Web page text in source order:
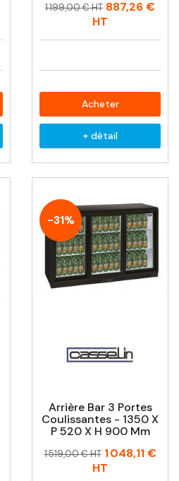
Prix
Prix
1 199,00 € HT 887,26 €
HT
Acheter
+ détail
-31%
Arrière Bar 3 Portes
Coulissantes - 1350 X
P 520 X H 900 Mm
Prix
Prix
1 519,00 € HT 1 048,11 €
HT